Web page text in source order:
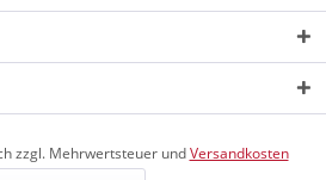
zzgl. Mehrwertsteuer undVersandkosten